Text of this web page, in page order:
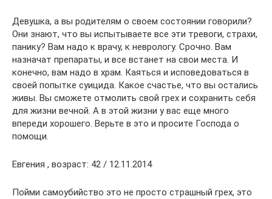
Девушка, а вы родителям о своем состоянии говорили?
Они знают, что вы испытываете все эти тревоги, страхи,
панику? Вам надо к врачу, к неврологу. Срочно. Вам
назначат препараты, и все встанет на свои места. И
конечно, вам надо в храм. Каяться и исповедоваться в
своей попытке суицида. Какое счастье, что вы остались
живы. Вы сможете отмолить свой грех и сохранить себя
для жизни вечной. А в этой жизни у вас еще много
впереди хорошего. Верьте в это и просите Господа о
помощи.
Евгения , возраст: 42 / 12.11.2014
Пойми самоубийство это не просто страшный грех, это